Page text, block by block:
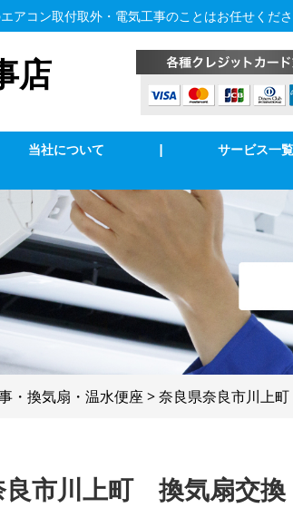
アコン取付取外・電気工事のことはお任せくださ
店
当社について | サービス一覧
換・取付・修理 エアコンクリーニング
照明の修理・取付
取付
単相３線式切替工事
・換気扇・温水便座 >奈良県奈良市川上
良市川上町 換気扇交換